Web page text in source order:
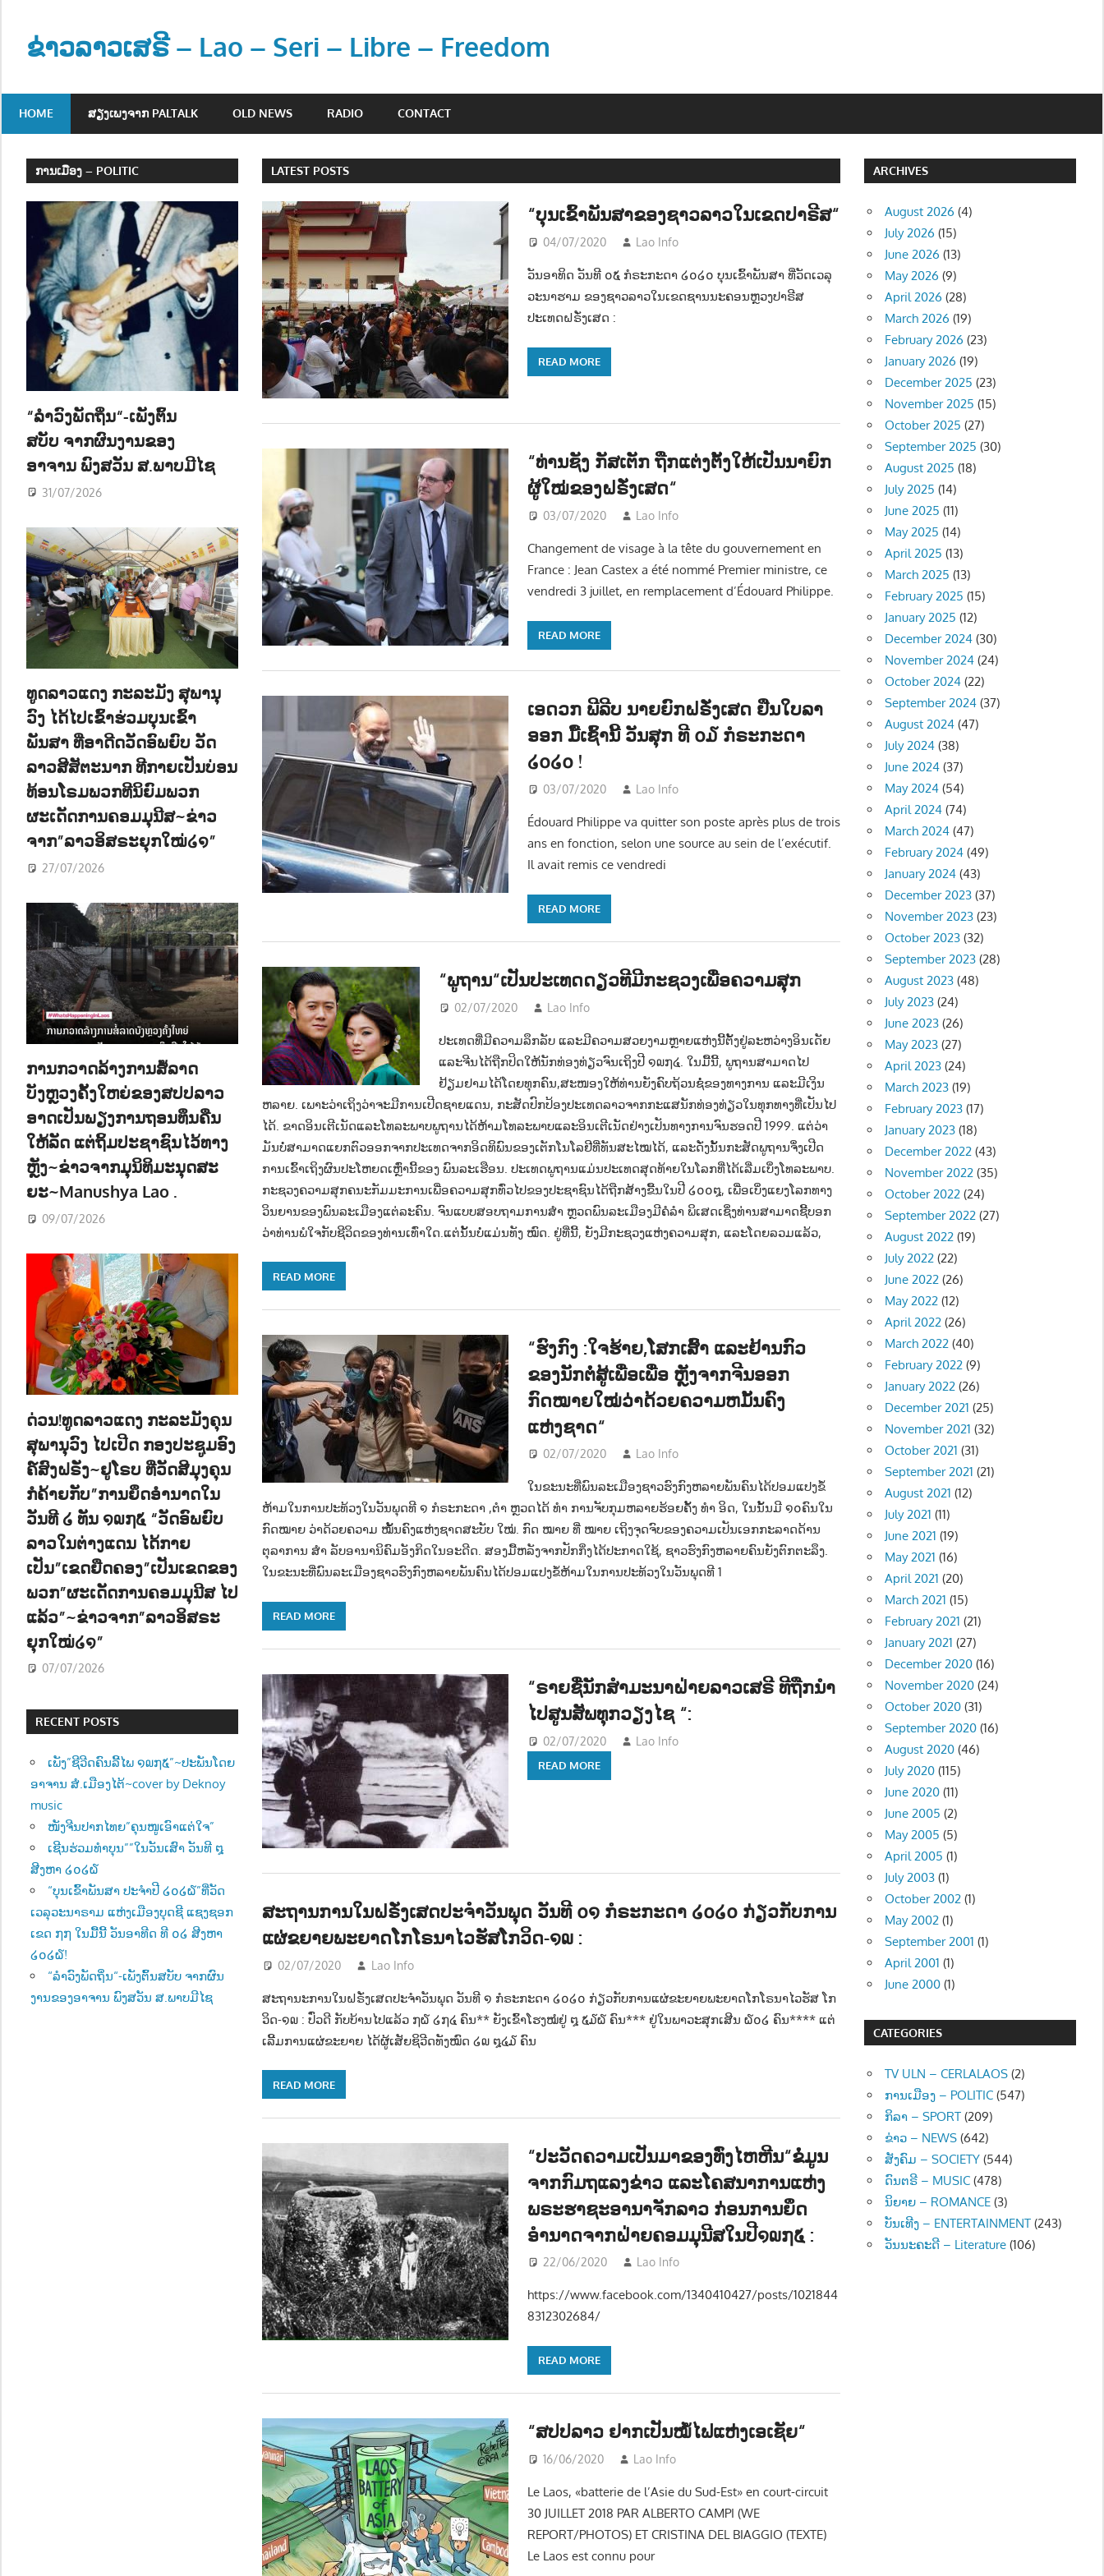
contentຂ່າວລາວເສຣີ – Lao – Seri – Libre – Freedom
ວ
ະ
ຂ່
າ
ວ
າ
HOME ສຽງເພງຈາກ PALTALK OLD NEWS RADIO CONTACT
LATEST POSTS
“ບຸນເຂົ້າພັນສາຂອງຊາວລາວໃນເຂດປາຣີສ“
04/07/2020 Lao Info
ວັນອາທິດ ວັນທີ ໐໕ ກໍຣະກະດາ ໒໐໒໐ ບຸນເຂົ້າພັນສາ ທີ່ວັດເວລຸ
ວະນາຮາມ ຂອງຊາວລາວໃນເຂດຊານນະຄອນຫຼວງປາຣີສ
ປະເທດຝຣັ່ງເສດ :
READ MORE
“ທ່ານຊັງ ກັສເຕັກ ຖືກແຕ່ງຕັ້ງໃຫ້ເປັນນາຍົກ
ຜູ້ໃໝ່ຂອງຝຣັ່ງເສດ“
03/07/2020 Lao Info
Changement de visage à la tête du gouvernement en
France : Jean Castex a été nommé Premier ministre, ce
vendredi 3 juillet, en remplacement d’Édouard Philippe.
READ MORE
ເອດວກ ພີລີບ ນາຍຍົກຝຣັ່ງເສດ ຢືນໃບລາ
ອອກ ມື້ເຊົ້ານີ້ ວັນສຸກ ທີ ໐໓ ກໍຣະກະດາ
໒໐໒໐ !
03/07/2020 Lao Info
Édouard Philippe va quitter son poste après plus de trois
ans en fonction, selon une source au sein de l’exécutif.
Il avait remis ce vendredi
READ MORE
“ພູຖານ“ເປັນປະເທດດຽວທີມີກະຊວງເພື່ອຄວາມສຸກ
02/07/2020 Lao Info
ປະເທດທີ່ມີຄວາມລຶກລັບ ແລະມີຄວາມສວຍງາມຫຼາຍແຫ່ງນີ້ຕັ້ງຢູ່ລະຫວ່າງອິນເດັຍ
ແລະຈີນໄດ້ຖືກປິດໃຫ້ນັກທ່ອງທ່ຽວຈົນເຖິງປີ ໑໙໗໔. ໃນມື້ນີ້, ພູຖານສາມາດໄປ
ຢ້ຽມຢາມໄດ້ໂດຍທຸກຄົນ,ສະໜອງໃຫ້ທ່ານຍັງຄົບຖ້ວນຊໍ່ຂອງທາງການ ແລະມີເງິນ
ຫລາຍ. ເພາະວ່າເຖິງວ່າຈະມີການເປີດຊາຍແດນ, ກະສັດປົກປ້ອງປະເທດລາວຈາກກະແສນັກທ່ອງທ່ຽວໃນທຸກທາງທີ່ເປັນໄປ
ໄດ້. ຂາດອິນເຕີເນັດແລະໂທລະພາບພູຖານໄດ້ຫ້າມໂທລະພາບແລະອິນເຕີເນັດຢ່າງເປັນທາງການຈົນຮອດປີ 1999. ແຕ່ວ່າ
ມັນບໍ່ສາມາດແຍກຕົວອອກຈາກປະເທດຈາກອິດທິພົນຂອງເຕັກໂນໂລຢີທີ່ທັນສະໄໝໄດ້, ແລະດັ່ງນັ້ນກະສັດພູຖານຈຶ່ງເປີດ
ການເຂົ້າເຖິງຜົນປະໂຫຍດເຫຼົ່ານີ້ຂອງ ພົນລະເຮືອນ. ປະເທດພູຖານແມ່ນປະເທດສຸດທ້າຍໃນໂລກທີ່ໄດ້ເລີ່ມເບິ່ງໂທລະພາບ.
ກະຊວງຄວາມສຸກຄນະກັມມະການເພື່ອຄວາມສຸກທົ່ວໄປຂອງປະຊາຊົນໄດ້ຖືກສ້າງຂື້ນໃນປີ ໒໐໐໘, ເພື່ອເບິ່ງແຍງໂລກທາງ
ວິນຍານຂອງພົນລະເມືອງແຕ່ລະຄົນ. ຈົນແບບສອບຖາມການສຳ ຫຼວດພົນລະເມືອງມີຄໍລຳ ພິເສດເຊິ່ງທ່ານສາມາດຊີ້ບອກ
ວ່າທ່ານພໍໃຈກັບຊີວິດຂອງທ່ານເທົ່າໃດ.ແຕ່ນັ້ນບໍ່ແມ່ນທັງ ໝົດ. ຢູ່ທີ່ນີ້, ຍັງມີກະຊວງແຫ່ງຄວາມສຸກ, ແລະໂດຍລວມແລ້ວ,
READ MORE
“ຮົງກົງ :ໃຈຮ້າຍ,ໂສກເສົ້າ ແລະຢ້ານກົວ
ຂອງນັກຕໍ່ສູ້ເພື່ອເພື່ອ ຫຼັງຈາກຈີນອອກ
ກົດໝາຍໃໝ່ວ່າດ້ວຍຄວາມຫມັ້ນຄົງ
ແຫ່ງຊາດ“
02/07/2020 Lao Info
ໃນຂະນະທີ່ພົນລະເມືອງຊາວຮົງກົງຫລາຍພັນຄົນໄດ້ປອມແປງຂໍ້
ຫ້າມໃນການປະທ້ວງໃນວັນພຸດທີ ໑ ກໍຣະກະດາ ,ຕຳ ຫຼວດໄດ້ ທຳ ການຈັບກຸມຫລາຍຮ້ອຍຄັ້ງ ທຳ ອິດ, ໃນນັ້ນມີ ໑໐ຄົນໃນ
ກົດໝາຍ ວ່າດ້ວຍຄວາມ ໝັ້ນຄົງແຫ່ງຊາດສະບັບ ໃໝ່. ກົດ ໝາຍ ທີ່ ໝາຍ ເຖິງຈຸດຈົບຂອງຄວາມເປັນເອກກະລາດດ້ານ
ຕຸລາການ ສຳ ລັບອານານິຄົມອັງກິດໃນອະດີດ. ສອງມື້ຫລັງຈາກປັກກິ່ງໄດ້ປະກາດໃຊ້, ຊາວຮົງກົງຫລາຍຄົນຍັງຕົກຕະລຶງ.
ໃນຂະນະທີ່ພົນລະເມືອງຊາວຮົງກົງຫລາຍພັນຄົນໄດ້ປອມແປງຂໍ້ຫ້າມໃນການປະທ້ວງໃນວັນພຸດທີ 1
READ MORE
“ຣາຍຊື່ນັກສຳມະນາຝ່າຍລາວເສຣີ ທີຖືກນຳ
ໄປສູນສັພທຸກວຽງໄຊ “:
02/07/2020 Lao Info
READ MORE
ສະຖານການໃນຝຣັ່ງເສດປະຈຳວັນພຸດ ວັນທີ ໐໑ ກໍຣະກະດາ ໒໐໒໐ ກ່ຽວກັບການ
ແຜ່ຂຍາຍພະຍາດໂກໂຣນາໄວຮັສໂກວິດ-໑໙ :
02/07/2020 Lao Info
ສະຖານະການໃນຝຣັ່ງເສດປະຈຳວັນພຸດ ວັນທີ ໑ ກໍຣະກະດາ ໒໐໒໐ ກ່ຽວກັບການແຜ່ຂະຍາຍພະຍາດໂກໂຣນາໄວຮັສ ໂກ
ວິດ-໑໙ : ປົ່ວດີ ກັບບ້ານໄປແລ້ວ ໗໖ ໒໗໔ ຄົນ** ຍັງເຂົ້າໂຮງໝໍຢູ່ ໘ ໕໓໖ ຄົນ*** ຢູ່ໃນພາວະສຸກເສີນ ໖໐໒ ຄົນ**** ແຕ່
ເລີ້ມການແຜ່ຂະຍາຍ ໄດ້ຜູ້ເສັຍຊິວີດທັງໝົດ ໒໙ ໘໔໓ ຄົນ
READ MORE
“ປະວັດຄວາມເປັນມາຂອງທົ່ງໄຫຫີນ“ຂໍ່ມູນ
ຈາກກົມຖແລງຂ່າວ ແລະໂຄສນາການແຫ່ງ
ພຣະຮາຊະອານາຈັກລາວ ກ່ອນການຍຶດ
ອຳນາດຈາກຝ່າຍຄອມມຸນີສໃນປີ໑໙໗໕ :
22/06/2020 Lao Info
https://www.facebook.com/1340410427/posts/1021844
8312302684/
READ MORE
“ສປປລາວ ຢາກເປັນໝໍ້ໄຟແຫ່ງເອເຊັຍ“
16/06/2020 Lao Info
Le Laos, «batterie de l’Asie du Sud-Est» en court-circuit
30 JUILLET 2018 PAR ALBERTO CAMPI (WE
REPORT/PHOTOS) ET CRISTINA DEL BIAGGIO (TEXTE)
Le Laos est connu pour
ການເມືອງ – POLITIC
“ລຳວົງພັດຖິ່ນ“-ເພັງຕົ້ນ
ສບັບ ຈາກຜົນງານຂອງ
ອາຈານ ພົງສວັນ ສ.ພາບມີໄຊ
31/07/2026
ທູດລາວແດງ ກະລະມັງ ສຸພານຸ
ວົງ ໄດ້ໄປເຂົ້າຮ່ວມບຸນເຂົ້າ
ພັນສາ ທີ່ອາດີດວັດອົພຍົບ ວັດ
ລາວສີສັຕະນາກ ທີກາຍເປັນບ່ອນ
ທ້ອນໂຣມພວກທີນິຍົມພວກ
ຜະເດັດການຄອມມຸນີສ~ຂ່າວ
ຈາກ”ລາວອິສຣະຍຸກໃໝ່໒໑”
27/07/2026
ການກວາດລ້າງການສໍ້ລາດ
ບັງຫຼວງຄັ້ງໃຫຍ່ຂອງສປປລາວ
ອາດເປັນພຽງການຖອນທຶນຄືນ
ໃຫ້ລັດ ແຕ່ຖິ້ມປະຊາຊົນໄວ້ທາງ
ຫຼັງ~ຂ່າວຈາກມຸນິທິມະນຸດສະ
ຍະ~Manushya Lao .
09/07/2026
ດ່ວນ!ທູດລາວແດງ ກະລະມັງຄຸນ
ສຸພານຸວົງ ໄປເປີດ ກອງປະຊູມອົງ
ຄ໌ສົງຝຣັ່ງ~ຢູໂຣບ ທີ່ວັດສີມຸງຄຸນ
ກໍຄ້າຍກັບ”ການຍຶດອຳນາດໃນ
ວັນທີ ໒ ທັນ ໑໙໗໕ “ວັດອົພຍົບ
ລາວໃນຕ່າງແດນ ໄດ້ກາຍ
ເປັນ”ເຂດຍືດຄອງ”ເປັນເຂດຂອງ
ພວກ”ຜະເດັດການຄອມມຸນີສ ໄປ
ແລ້ວ”~ຂ່າວຈາກ”ລາວອິສຣະ
ຍຸກໃໝ່໒໑”
07/07/2026
RECENT POSTS
ເພັງ”ຊີວີດຄົນລີ້ໄພ ໑໙໗໕”~ປະພັນໂດຍ
ອາຈານ ສໍ.ເມືອງໄຕ້~cover by Deknoy
music
ໜັງຈີນປາກໄທຍ”ຄຸນໜູເອົາແຕ່ໃຈ”
ເຊີນຮ່ວມທຳບຸນ””ໃນວັນເສົາ ວັນທີ ໘
ສີງຫາ ໒໐໒໖
“ບຸນເຂົ້າພັນສາ ປະຈຳປີ ໒໐໒໖”ທີ່ວັດ
ເວລຸວະນາຣາມ ແຫ່ງເມືອງບຸດຊີ ແຊງຊອກ
ເຂດ ໗໗ ໃນມື້ນີ້ ວັນອາທີດ ທີ ໐໒ ສີງຫາ
໒໐໒໖!
“ລຳວົງພັດຖິ່ນ“-ເພັງຕົ້ນສບັບ ຈາກຜົນ
ງານຂອງອາຈານ ພົງສວັນ ສ.ພາບມີໄຊ
ARCHIVES
August 2026 (4)
July 2026 (15)
June 2026 (13)
May 2026 (9)
April 2026 (28)
March 2026 (19)
February 2026 (23)
January 2026 (19)
December 2025 (23)
November 2025 (15)
October 2025 (27)
September 2025 (30)
August 2025 (18)
July 2025 (14)
June 2025 (11)
May 2025 (14)
April 2025 (13)
March 2025 (13)
February 2025 (15)
January 2025 (12)
December 2024 (30)
November 2024 (24)
October 2024 (22)
September 2024 (37)
August 2024 (47)
July 2024 (38)
June 2024 (37)
May 2024 (54)
April 2024 (74)
March 2024 (47)
February 2024 (49)
January 2024 (43)
December 2023 (37)
November 2023 (23)
October 2023 (32)
September 2023 (28)
August 2023 (48)
July 2023 (24)
June 2023 (26)
May 2023 (27)
April 2023 (24)
March 2023 (19)
February 2023 (17)
January 2023 (18)
December 2022 (43)
November 2022 (35)
October 2022 (24)
September 2022 (27)
August 2022 (19)
July 2022 (22)
June 2022 (26)
May 2022 (12)
April 2022 (26)
March 2022 (40)
February 2022 (9)
January 2022 (26)
December 2021 (25)
November 2021 (32)
October 2021 (31)
September 2021 (21)
August 2021 (12)
July 2021 (11)
June 2021 (19)
May 2021 (16)
April 2021 (20)
March 2021 (15)
February 2021 (21)
January 2021 (27)
December 2020 (16)
November 2020 (24)
October 2020 (31)
September 2020 (16)
August 2020 (46)
July 2020 (115)
June 2020 (11)
June 2005 (2)
May 2005 (5)
April 2005 (1)
July 2003 (1)
October 2002 (1)
May 2002 (1)
September 2001 (1)
April 2001 (1)
June 2000 (1)
CATEGORIES
TV ULN – CERLALAOS (2)
ການເມືອງ – POLITIC (547)
ກິລາ – SPORT (209)
ຂ່າວ – NEWS (642)
ສັງຄົມ – SOCIETY (544)
ດົນຕຣີ – MUSIC (478)
ນິຍາຍ – ROMANCE (3)
ບັນເທີງ – ENTERTAINMENT (243)
ວັນນະຄະດີ – Literature (106)